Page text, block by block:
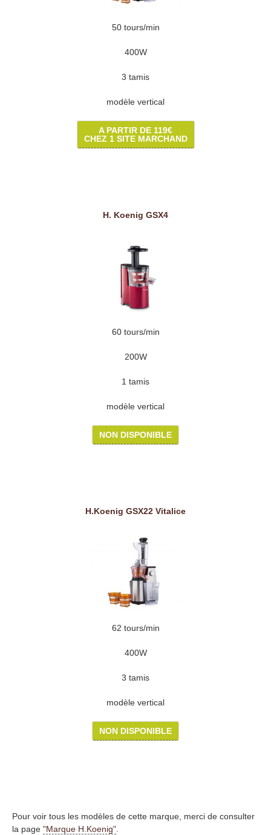
50 tours/min
400W
3 tamis
modèle vertical
A PARTIR DE 119€
CHEZ 1 SITE MARCHAND
H. Koenig GSX4
60 tours/min
200W
1 tamis
modèle vertical
NON DISPONIBLE
H.Koenig GSX22 Vitalice
62 tours/min
400W
3 tamis
modèle vertical
NON DISPONIBLE
Pour voir tous les modèles de cette marque, merci de consulter
la page "Marque H.Koenig"